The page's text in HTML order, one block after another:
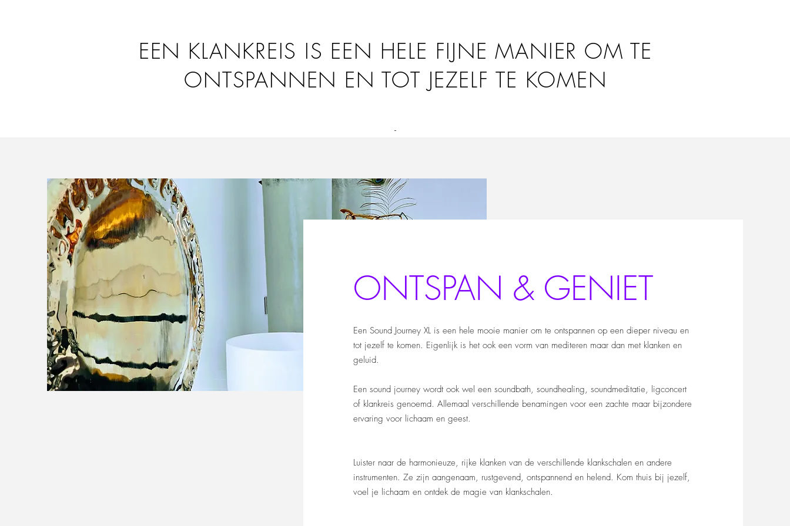
EEN KLANKREIS IS EEN HELE FIJNE MANIER OM TE
ONTSPANNEN EN TOT JEZELF TE KOMEN
-
ONTSPAN & GENIET
Een Sound Journey XL is een hele mooie manier om te ontspannen op een dieper niveau en
tot jezelf te komen. Eigenlijk is het ook een vorm van mediteren maar dan met klanken en
geluid.
Een sound journey wordt ook wel een soundbath, soundhealing, soundmeditatie, ligconcert
of klankreis genoemd. Allemaal verschillende benamingen voor een zachte maar bijzondere
ervaring voor lichaam en geest.
Luister naar de harmonieuze, rijke klanken van de verschillende klankschalen en andere
instrumenten. Ze zijn aangenaam, rustgevend, ontspannend en helend. Kom thuis bij jezelf,
voel je lichaam en ontdek de magie van klankschalen.